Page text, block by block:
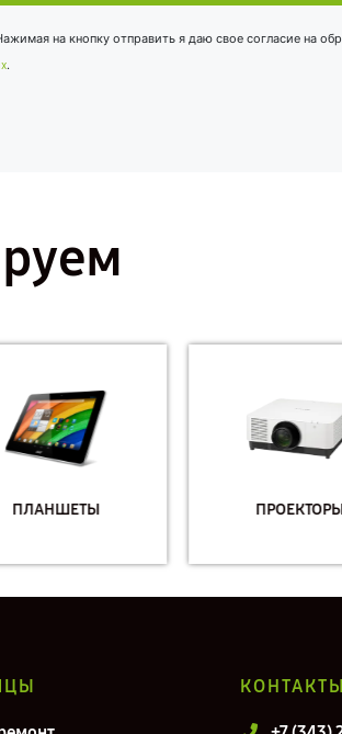
на кнопку отправить я даю свое согласие на
.
ПРОЕКТОРЫ
КОНТАКТЫ